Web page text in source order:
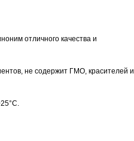
отличного качества и
не содержит ГМО, красителей и